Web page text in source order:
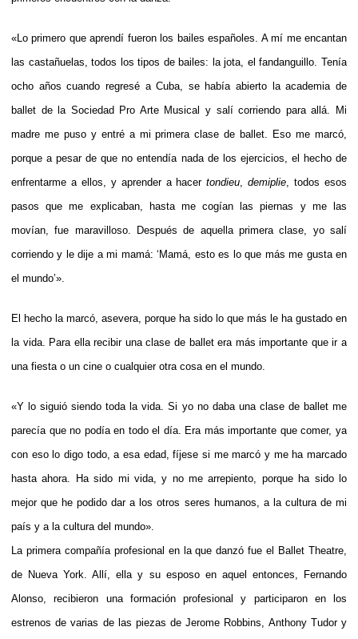
«Lo primero que aprendí fueron los bailes españoles. A mí me encantan
las castañuelas, todos los tipos de bailes: la jota, el fandanguillo. Tenía
ocho años cuando regresé a Cuba, se había abierto la academia de
ballet de la Sociedad Pro Arte Musical y salí corriendo para allá. Mi
madre me puso y entré a mi primera clase de ballet. Eso me marcó,
porque a pesar de que no entendía nada de los ejercicios, el hecho de
enfrentarme a ellos, y aprender a hacertondieu ,demiplie , todos esos
pasos que me explicaban, hasta me cogían las piernas y me las
movían, fue maravilloso. Después de aquella primera clase, yo salí
corriendo y le dije a mi mamá: ‘Mamá, esto es lo que más me gusta en
el mundo’».
El hecho la marcó, asevera, porque ha sido lo que más le ha gustado en
la vida. Para ella recibir una clase de ballet era más importante que ir a
una fiesta o un cine o cualquier otra cosa en el mundo.
«Y lo siguió siendo toda la vida. Si yo no daba una clase de ballet me
parecía que no podía en todo el día. Era más importante que comer, ya
con eso lo digo todo, a esa edad, fíjese si me marcó y me ha marcado
hasta ahora. Ha sido mi vida, y no me arrepiento, porque ha sido lo
mejor que he podido dar a los otros seres humanos, a la cultura de mi
país y a la cultura del mundo».
La primera compañía profesional en la que danzó fue el Ballet Theatre,
de Nueva York. Allí, ella y su esposo en aquel entonces, Fernando
Alonso, recibieron una formación profesional y participaron en los
estrenos de varias de las piezas de Jerome Robbins, Anthony Tudor y